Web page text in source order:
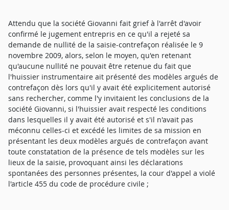
Attendu que la société Giovanni fait grief à l'arrêt d'avoir
confirmé le jugement entrepris en ce qu'il a rejeté sa
demande de nullité de la saisie-contrefaçon réalisée le 9
novembre 2009, alors, selon le moyen, qu'en retenant
qu'aucune nullité ne pouvait être retenue du fait que
l'huissier instrumentaire ait présenté des modèles argués de
contrefaçon dès lors qu'il y avait été explicitement autorisé
sans rechercher, comme l'y invitaient les conclusions de la
société Giovanni, si l'huissier avait respecté les conditions
dans lesquelles il y avait été autorisé et s'il n'avait pas
méconnu celles-ci et excédé les limites de sa mission en
présentant les deux modèles argués de contrefaçon avant
toute constatation de la présence de tels modèles sur les
lieux de la saisie, provoquant ainsi les déclarations
spontanées des personnes présentes, la cour d'appel a violé
l'article 455 du code de procédure civile ;